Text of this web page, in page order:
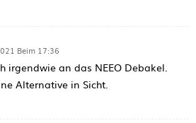
Beim 17:36
irgendwie an das NEEO Debakel.
Alternative in Sicht.